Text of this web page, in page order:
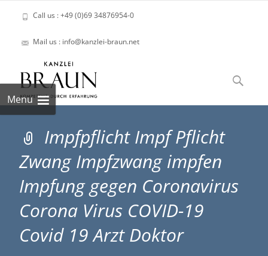
Call us : +49 (0)69 34876954-0
Mail us : info@kanzlei-braun.net
Menu
to
content
Suchen
nach:
Impfpflicht Impf Pflicht
Zwang Impfzwang impfen
Impfung gegen Coronavirus
Corona Virus COVID-19
Covid 19 Arzt Doktor